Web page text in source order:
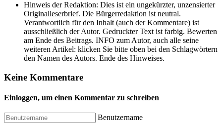
Hinweis der Redaktion: Dies ist ein ungekürzter, unzensierter
Originalleserbrief. Die Bürgerredaktion ist neutral.
Verantwortlich für den Inhalt (auch der Kommentare) ist
ausschließlich der Autor. Gedruckter Text ist farbig. Bewerten
am Ende des Beitrags. INFO zum Autor, auch alle seine
weiteren Artikel: klicken Sie bitte oben bei den Schlagwörtern
den Namen des Autors. Ende des Hinweises.
Keine Kommentare
Einloggen, um einen Kommentar zu schreiben
Benutzername